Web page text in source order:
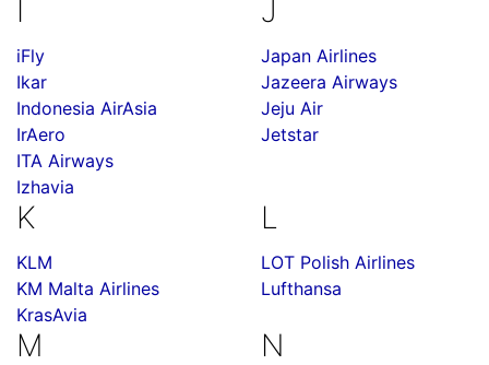
I
iFly
Ikar
Indonesia AirAsia
IrAero
ITA Airways
Izhavia
J
Japan Airlines
Jazeera Airways
Jeju Air
Jetstar
K
KLM
KM Malta Airlines
KrasAvia
L
LOT Polish Airlines
Lufthansa
M N